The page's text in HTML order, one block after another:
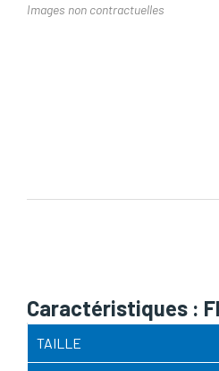
Images non contractuelles
Caractéristiques :
TAILLE